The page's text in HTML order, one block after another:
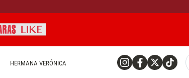
HERMANA VERÓNICA